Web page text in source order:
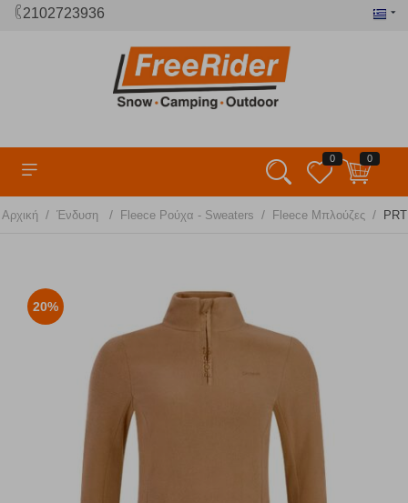
2102723936
0 0
Αρχική / Ένδυση / Fleece Ρούχα - Sweaters / Fleece Μπλούζες /
20%